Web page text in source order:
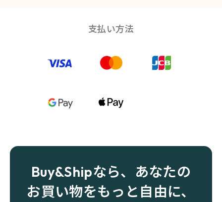
支払い方法
Buy&Shipなら、あなたの
お買い物をもっと自由に、